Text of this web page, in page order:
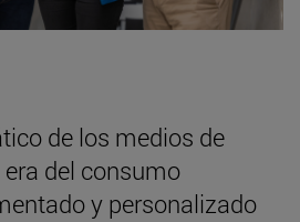
de los medios de
del consumo
y personalizado